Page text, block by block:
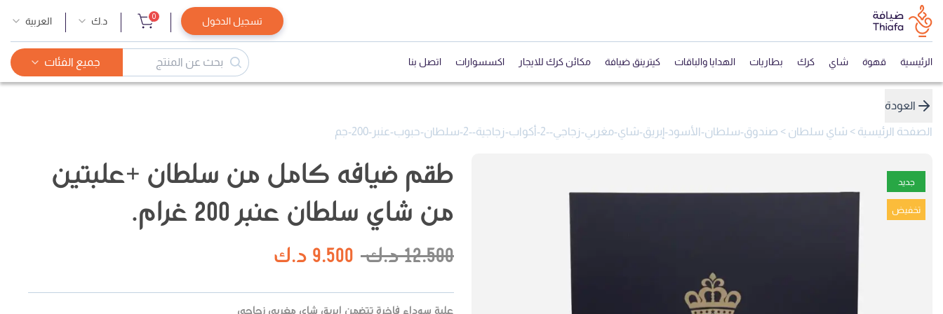
تسجيل الدخول 0 د.ك العربية
الرئيسية قهوة شاي كرك بطاريات الهدايا والباقات كيترينق ضيافة مكائن كرك للايجار اكسسوارات اتصل بنا جميع الفئات
العودة
الصفحة الرئيسية > شاي سلطان > صندوق-سلطان-الأسود-إبريق-شاي-مغربي-زجاجي--2-أكواب-زجاجية--2-سلطان-حبوب-عنبر-200-جم
جديد
تخفيض
طقم ضيافه كامل من سلطان +علبتين
من شاي سلطان عنبر 200 غرام.
12.500د.ك 9.500 د.ك